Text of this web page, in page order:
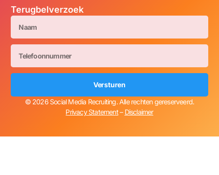
Terugbelverzoek
Versturen
© 2026 Social Media Recruiting. Alle rechten gereserveerd.
Privacy Statement– Disclaimer